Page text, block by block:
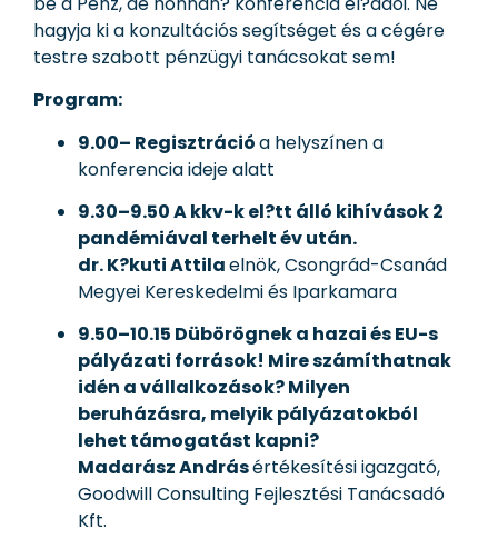
hagyja ki a konzultációs segítséget és a cégére
testre szabott pénzügyi tanácsokat sem!
Program:
9.00– Regisztrációa helyszínen a
konferencia ideje alatt
9.30­–9.50A kkv-k el?tt álló kihívások 2
pandémiával terhelt év után.
dr. K?kuti Attilaelnök, Csongrád-Csanád
Megyei Kereskedelmi és Iparkamara
9.50–10.15 Dübörögnek a hazai és EU-s
pályázati források! Mire számíthatnak
idén a vállalkozások? Milyen
beruházásra, melyik pályázatokból
lehet támogatást kapni?
Madarász Andrásértékesítési igazgató,
Goodwill Consulting Fejlesztési Tanácsadó
Kft.